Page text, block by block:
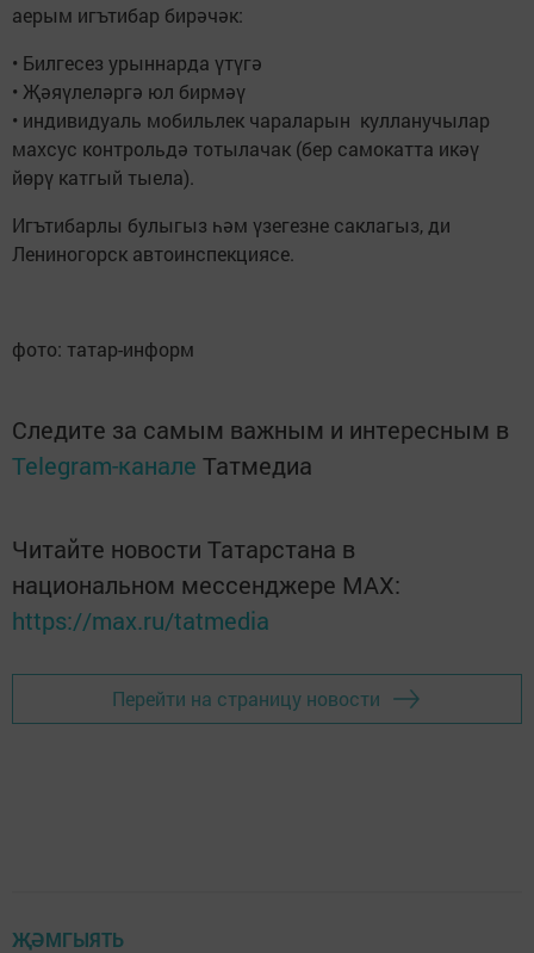
аерым игътибар бирәчәк:
• Билгесез урыннарда үтүгә
• Җәяүлеләргә юл бирмәү
• индивидуаль мобильлек чараларын кулланучылар
махсус контрольдә тотылачак (бер самокатта икәү
йөрү катгый тыела).
Игътибарлы булыгыз һәм үзегезне саклагыз, ди
Лениногорск автоинспекциясе.
фото: татар-информ
Следите за самым важным и интересным в
Telegram-канале Татмедиа
Читайте новости Татарстана в
национальном мессенджере MАХ:
https://max.ru/tatmedia
Перейти на страницу новости
ҖӘМГЫЯТЬ